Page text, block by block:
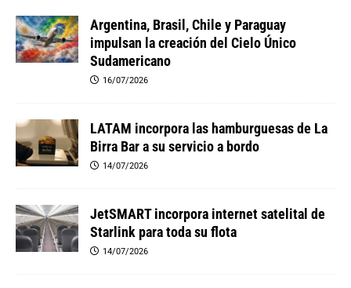
Argentina, Brasil, Chile y Paraguay
impulsan la creación del Cielo Único
Sudamericano
16/07/2026
LATAM incorpora las hamburguesas de La
Birra Bar a su servicio a bordo
14/07/2026
JetSMART incorpora internet satelital de
Starlink para toda su flota
14/07/2026